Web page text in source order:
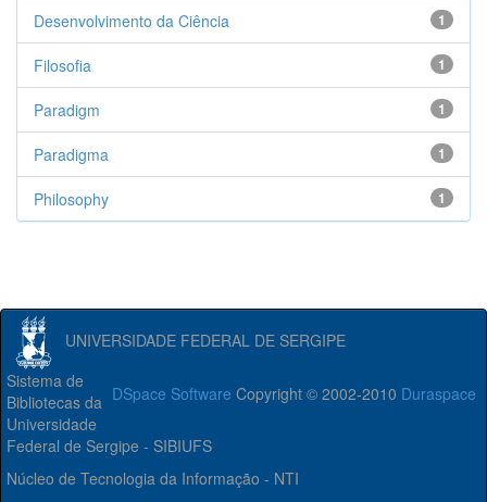
1
Desenvolvimento da Ciência
1
Filosofia
1
Paradigm
1
Paradigma
1
Philosophy
UNIVERSIDADE FEDERAL DE SERGIPE
DSpace Software Copyright © 2002-2010 Duraspace
Sistema de
Bibliotecas da
Universidade
Federal de Sergipe - SIBIUFS
Núcleo de Tecnologia da Informação - NTI